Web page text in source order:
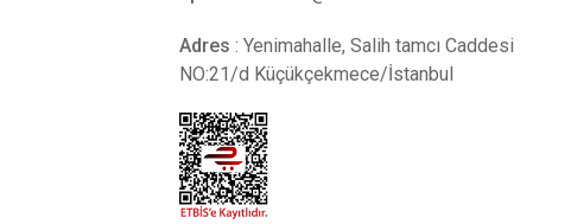
Adres : Yenimahalle, Salih tamcı Caddesi
NO:21/d Küçükçekmece/İstanbul